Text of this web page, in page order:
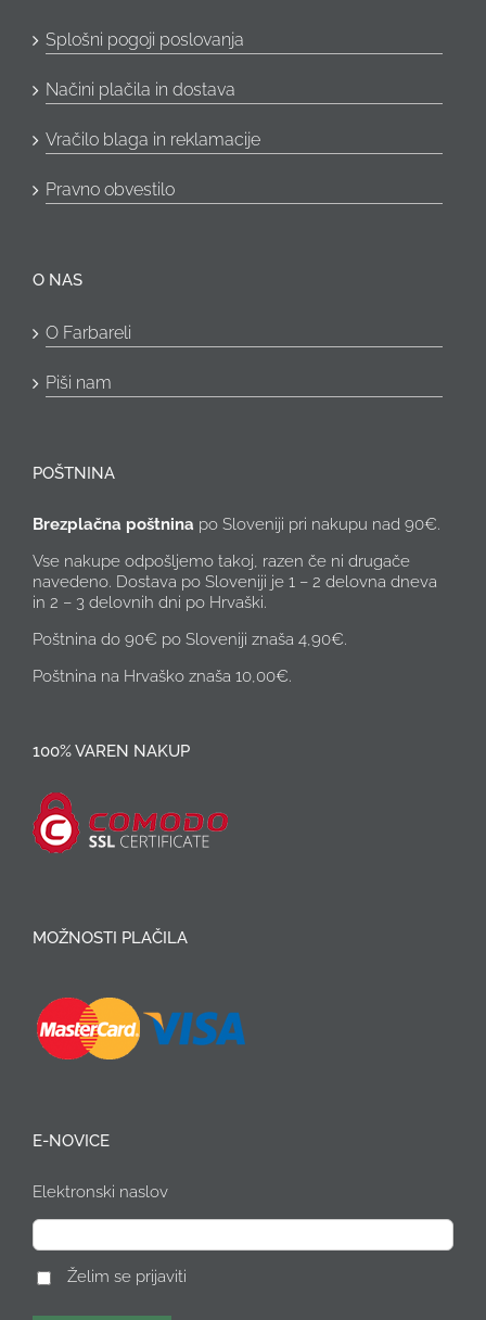
Splošni pogoji poslovanja
Načini plačila in dostava
Vračilo blaga in reklamacije
Pravno obvestilo
O NAS
O Farbareli
Piši nam
POŠTNINA
Brezplačna poštnina po Sloveniji pri nakupu nad 90€.
Vse nakupe odpošljemo takoj, razen če ni drugače
navedeno. Dostava po Sloveniji je 1 – 2 delovna dneva
in 2 – 3 delovnih dni po Hrvaški.
Poštnina do 90€ po Sloveniji znaša 4,90€.
Poštnina na Hrvaško znaša 10,00€.
100% VAREN NAKUP
MOŽNOSTI PLAČILA
E-NOVICE
Elektronski naslov
Želim se prijaviti